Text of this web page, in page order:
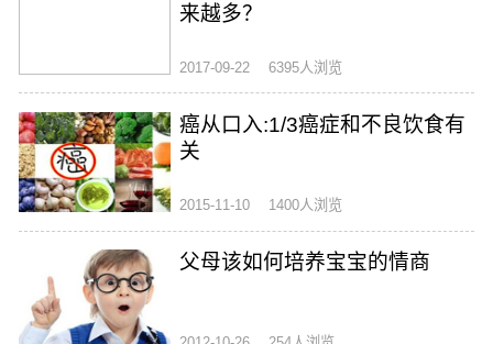
来越多？
2017-09-22 6395人浏览
癌从口入:1/3癌症和不良饮食有
关
2015-11-10 1400人浏览
父母该如何培养宝宝的情商